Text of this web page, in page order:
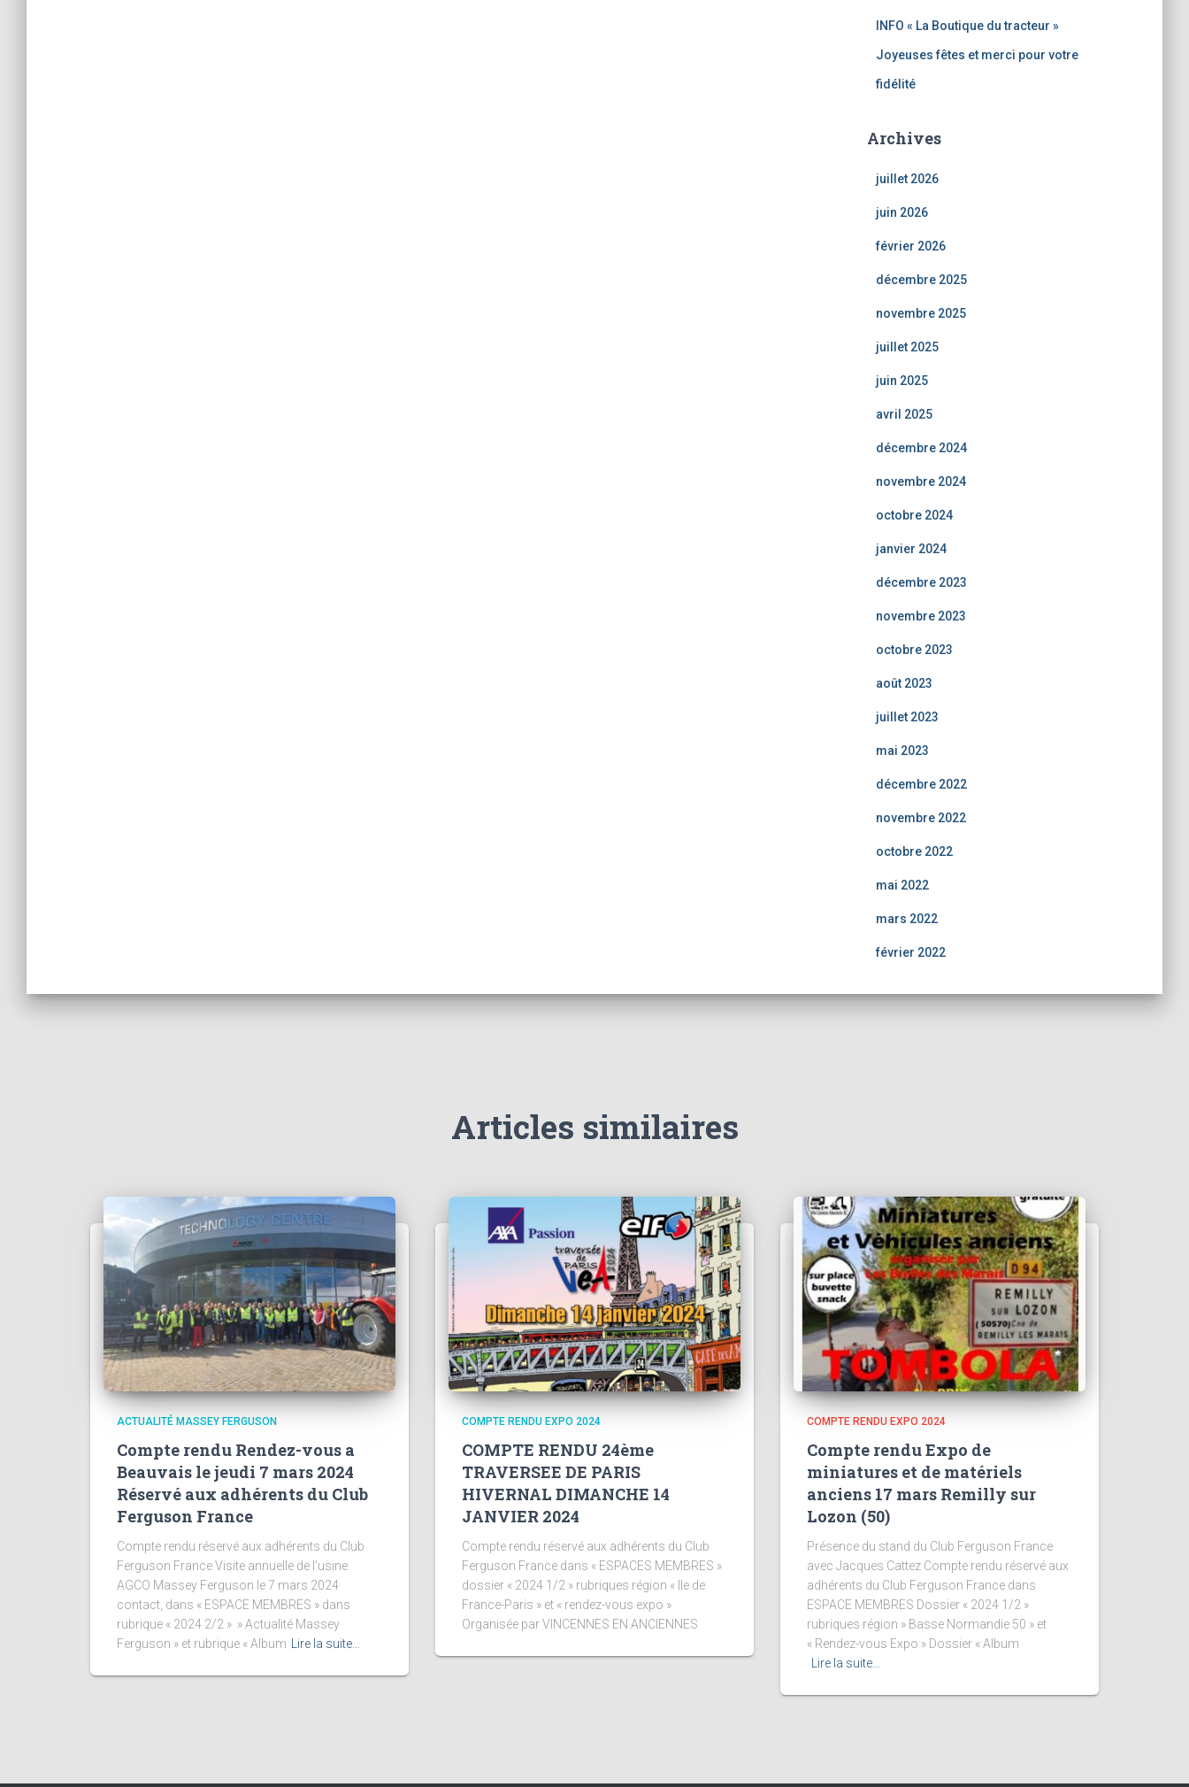
INFO « La Boutique du tracteur »
Joyeuses fêtes et merci pour votre
fidélité
Archives
juillet 2026
juin 2026
février 2026
décembre 2025
novembre 2025
juillet 2025
juin 2025
avril 2025
décembre 2024
novembre 2024
octobre 2024
janvier 2024
décembre 2023
novembre 2023
octobre 2023
août 2023
juillet 2023
mai 2023
décembre 2022
novembre 2022
octobre 2022
mai 2022
mars 2022
février 2022
Articles similaires
ACTUALITÉ MASSEY FERGUSON
Compte rendu Rendez-vous a
Beauvais le jeudi 7 mars 2024
Réservé aux adhérents du Club
Ferguson France
Compte rendu réservé aux adhérents du Club
Ferguson France Visite annuelle de l’usine
AGCO Massey Ferguson le 7 mars 2024
contact, dans « ESPACE MEMBRES » dans
rubrique « 2024 2/2 » » Actualité Massey
Ferguson » et rubrique « Album
Lire la suite…
COMPTE RENDU EXPO 2024
COMPTE RENDU 24ème
TRAVERSEE DE PARIS
HIVERNAL DIMANCHE 14
JANVIER 2024
Compte rendu réservé aux adhérents du Club
Ferguson France dans « ESPACES MEMBRES »
dossier « 2024 1/2 » rubriques région « Ile de
France-Paris » et « rendez-vous expo »
Organisée par VINCENNES EN ANCIENNES
COMPTE RENDU EXPO 2024
Compte rendu Expo de
miniatures et de matériels
anciens 17 mars Remilly sur
Lozon (50)
Présence du stand du Club Ferguson France
avec Jacques Cattez Compte rendu réservé aux
adhérents du Club Ferguson France dans
ESPACE MEMBRES Dossier « 2024 1/2 »
rubriques région » Basse Normandie 50 » et
« Rendez-vous Expo » Dossier « Album
Lire la suite…